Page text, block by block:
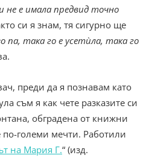
не е имала предвид точно
си я знам, тя сигурно ще
па, така го е усетѝла, така го
преди да я познавам като
съм я как чете разказите си
обградена от книжни
големи мечти. Работили
на Мария Г.“ (изд.